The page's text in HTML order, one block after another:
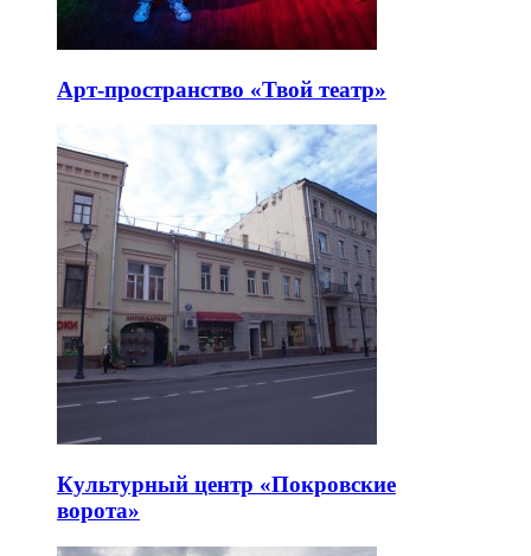
Арт-пространство «Твой театр»
Культурный центр «Покровские
ворота»